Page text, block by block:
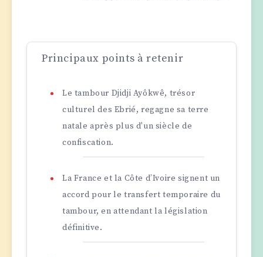
Principaux points à retenir
Le tambour Djidji Ayôkwê, trésor
culturel des Ebrié, regagne sa terre
natale après plus d'un siècle de
confiscation.
La France et la Côte d’Ivoire signent un
accord pour le transfert temporaire du
tambour, en attendant la législation
définitive.